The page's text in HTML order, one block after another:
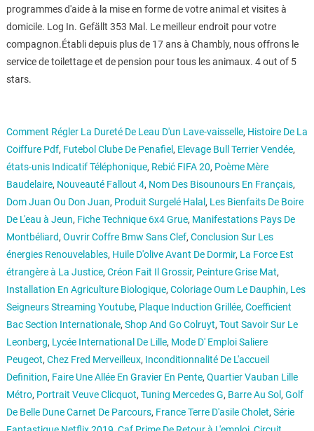
programmes d'aide à la mise en forme de votre animal et visites à
domicile. Log In. Gefällt 353 Mal. Le meilleur endroit pour votre
compagnon.Établi depuis plus de 17 ans à Chambly, nous offrons le
service de toilettage et de pension pour tous les animaux. 4 out of 5
stars.
Comment Régler La Dureté De Leau D'un Lave-vaisselle, Histoire De La
Coiffure Pdf, Futebol Clube De Penafiel , Elevage Bull Terrier Vendée,
états-unis Indicatif Téléphonique, Rebić FIFA 20, Poème Mère
Baudelaire, Nouveauté Fallout 4, Nom Des Bisounours En Français,
Dom Juan Ou Don Juan, Produit Surgelé Halal , Les Bienfaits De Boire
De L'eau à Jeun, Fiche Technique 6x4 Grue, Manifestations Pays De
Montbéliard, Ouvrir Coffre Bmw Sans Clef, Conclusion Sur Les
énergies Renouvelables, Huile D'olive Avant De Dormir, La Force Est
étrangère à La Justice, Créon Fait Il Grossir, Peinture Grise Mat,
Installation En Agriculture Biologique, Coloriage Oum Le Dauphin, Les
Seigneurs Streaming Youtube, Plaque Induction Grillée, Coefficient
Bac Section Internationale, Shop And Go Colruyt, Tout Savoir Sur Le
Leonberg, Lycée International De Lille, Mode D' Emploi Saliere
Peugeot, Chez Fred Merveilleux, Inconditionnalité De L'accueil
Definition, Faire Une Allée En Gravier En Pente, Quartier Vauban Lille
Métro, Portrait Veuve Clicquot, Tuning Mercedes G, Barre Au Sol , Golf
De Belle Dune Carnet De Parcours, France Terre D'asile Cholet, Série